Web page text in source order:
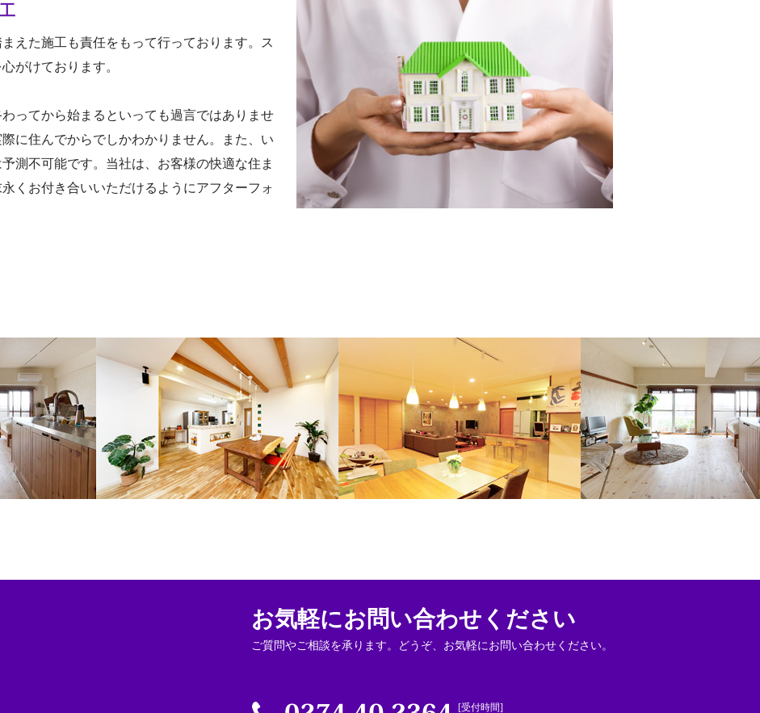
えた施工も責任をもって行っております。ス
がけております。
ってから始まるといっても過言ではありませ
に住んでからでしかわかりません。また、い
測不可能です。当社は、お客様の快適な住ま
くお付き合いいただけるようにアフターフォ
お気軽にお問い合わせください
ご質問やご相談を承ります。どうぞ、お気軽にお問い合わせください。
0274-40-2364
[受付時間]